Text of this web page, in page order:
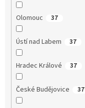
Olomouc 37
Ústí nad Labem 37
Hradec Králové 37
České Budějovice 37